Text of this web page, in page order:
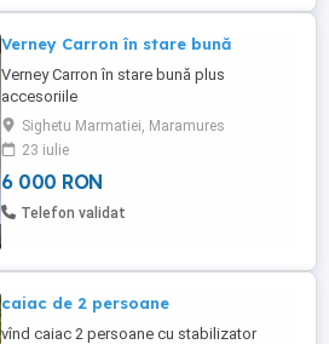
Verney Carron în stare bună
Verney Carron în stare bună plus
accesoriile
Sighetu Marmatiei, Maramures
23 iulie
6 000 RON
Telefon validat
caiac de 2 persoane
vînd caiac 2 persoane cu stabilizator